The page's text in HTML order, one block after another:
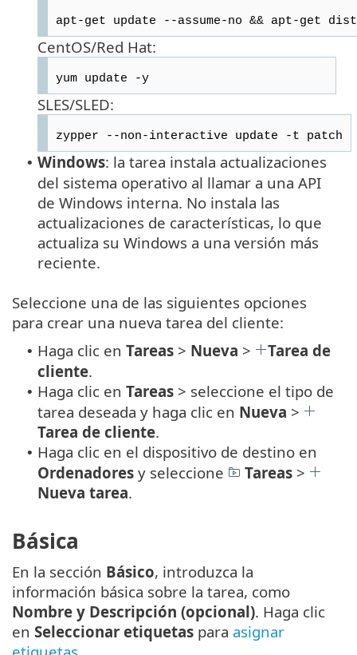
apt-get update --assume-no && apt-get
CentOS/Red Hat:
yum update -y
SLES/SLED:
zypper --non-interactive update -t patch
• Windows: la tarea instala actualizaciones
del sistema operativo al llamar a una API
de Windows interna. No instala las
actualizaciones de características, lo que
actualiza su Windows a una versión más
reciente.
Seleccione una de las siguientes opciones
para crear una nueva tarea del cliente:
• Haga clic en Tareas > Nueva >
Tarea de
cliente.
• Haga clic en Tareas > seleccione el tipo de
tarea deseada y haga clic en Nueva >
Tarea de cliente.
• Haga clic en el dispositivo de destino en
Ordenadores y seleccione Tareas >
Nueva tarea.
Básica
En la sección Básico, introduzca la
información básica sobre la tarea, como
Nombre y Descripción (opcional). Haga clic
en Seleccionar etiquetas para asignar